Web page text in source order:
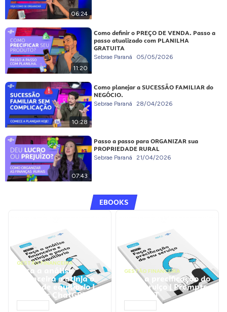
06:24
11:20
Como definir o PREÇO DE VENDA. Passo a
passo atualizado com PLANILHA
GRATUITA
Sebrae Paraná 05/05/2026
10:28
Como planejar a SUCESSÃO FAMILIAR do
NEGÓCIO.
Sebrae Paraná 28/04/2026
07:43
Passo a passo para ORGANIZAR sua
PROPRIEDADE RURAL
Sebrae Paraná 21/04/2026
EBOOKS
GESTÃO FINANCEIRA
Faça a análise
financeira e atinja o
ponto de equilíbrio |
Prompts ChatGPT
GESTÃO FINANCEIRA
Faça a precificação do
seu serviço | Prompts
ChatGPT